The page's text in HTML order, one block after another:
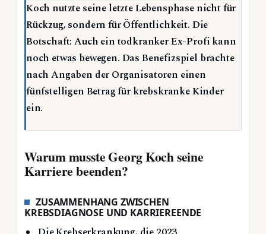
Koch nutzte seine letzte Lebensphase nicht für
Rückzug, sondern für Öffentlichkeit. Die
Botschaft: Auch ein todkranker Ex-Profi kann
noch etwas bewegen. Das Benefizspiel brachte
nach Angaben der Organisatoren einen
fünfstelligen Betrag für krebskranke Kinder
ein.
Warum musste Georg Koch seine
Karriere beenden?
ZUSAMMENHANG ZWISCHEN
KREBSDIAGNOSE UND KARRIEREENDE